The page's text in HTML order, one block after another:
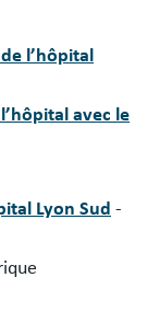
l’hôpital
avec le
Lyon Sud -